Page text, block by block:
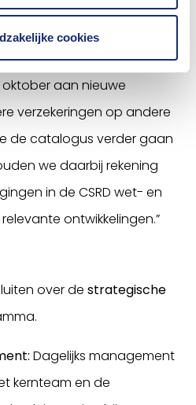
cookies
(te) gebruiken.
aan nieuwe
verzekeringen op andere
de catalogus verder gaan
we daarbij rekening
in de CSRD wet- en
ontwikkelingen.”
over de strategische
Dagelijks management
kernteam en de